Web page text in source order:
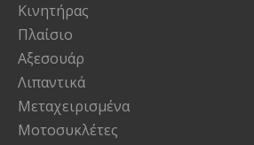
Κινητήρας
Πλαίσιο
Αξεσουάρ
Λιπαντικά
Μεταχειρισμένα
Μοτοσυκλέτες